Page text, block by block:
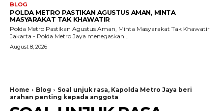
BLOG
POLDA METRO PASTIKAN AGUSTUS AMAN, MINTA
MASYARAKAT TAK KHAWATIR
Polda Metro Pastikan Agustus Aman, Minta Masyarakat Tak Khawatir
Jakarta - Polda Metro Jaya menegaskan...
August 8, 2026